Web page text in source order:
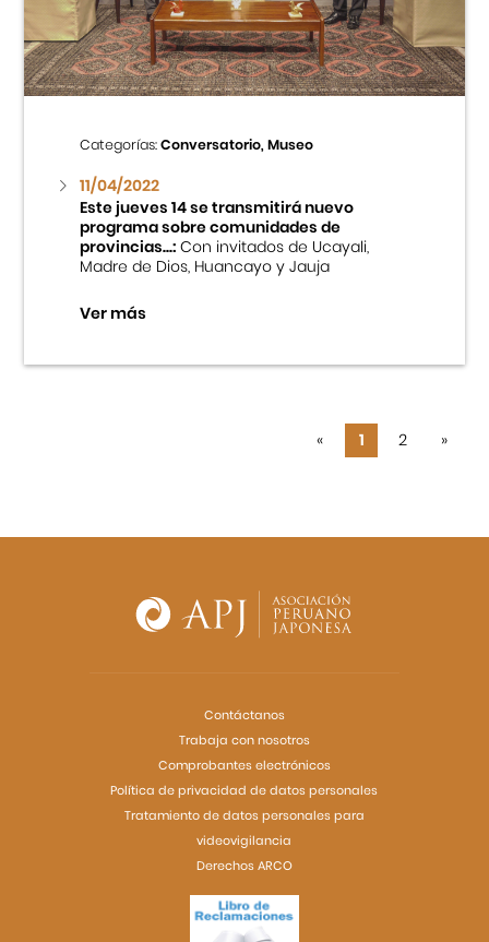
Categorías:Conversatorio, Museo
11/04/2022
Este jueves 14 se transmitirá nuevo
programa sobre comunidades de
provincias...:Con invitados de Ucayali,
Madre de Dios, Huancayo y Jauja
Ver más
« 1 2 »
Contáctanos
Trabaja con nosotros
Comprobantes electrónicos
Política de privacidad de datos personales
Tratamiento de datos personales para
videovigilancia
Derechos ARCO